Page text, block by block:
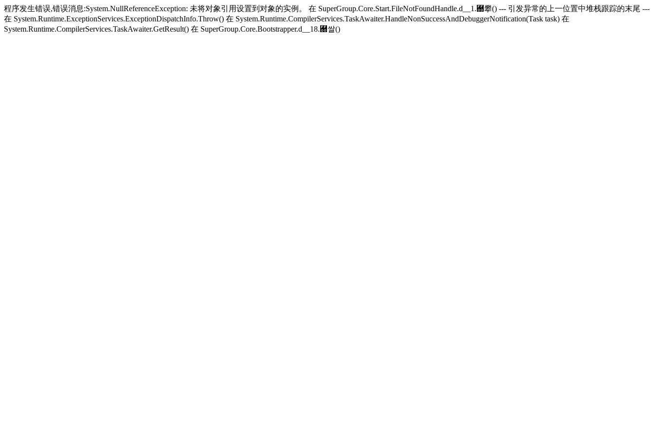
程序发生错误,错误消息:System.NullReferenceException: 未将对象引用设置到对象的实例。 在 SuperGroup.Core.Start.FileNotFoundHandle.d__1.＀攀() --- 引发异常的上一位置中堆栈跟踪的末尾 ---
在 System.Runtime.ExceptionServices.ExceptionDispatchInfo.Throw() 在 System.Runtime.CompilerServices.TaskAwaiter.HandleNonSuccessAndDebuggerNotification(Task task) 在
System.Runtime.CompilerServices.TaskAwaiter.GetResult() 在 SuperGroup.Core.Bootstrapper.d__18.＀쌀()